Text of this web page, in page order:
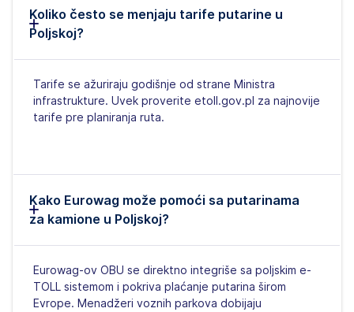
Koliko često se menjaju tarife putarine u
Poljskoj?
Tarife se ažuriraju godišnje od strane Ministra
infrastrukture. Uvek proverite etoll.gov.pl za najnovije
tarife pre planiranja ruta.
Kako Eurowag može pomoći sa putarinama
za kamione u Poljskoj?
Eurowag-ov OBU se direktno integriše sa poljskim e-
TOLL sistemom i pokriva plaćanje putarina širom
Evrope. Menadžeri voznih parkova dobijaju